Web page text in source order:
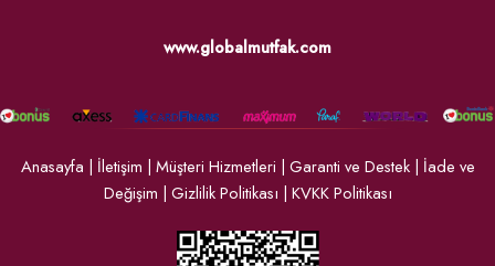
www.globalmutfak.com
Anasayfa | İletişim | Müşteri Hizmetleri | Garanti ve Destek| İade ve
Değişim | Gizlilik Politikası | KVKK Politikası